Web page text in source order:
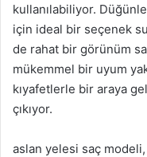
kullanılabiliyor.
için ideal bir seçenek
de rahat bir görünüm
mükemmel bir uyum
kıyafetlerle bir araya
çıkıyor.
aslan yelesi saç